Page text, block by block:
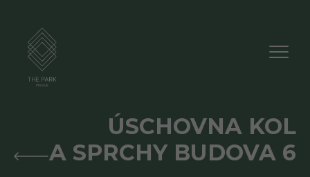
ÚSCHOVNA KOL
A SPRCHY BUDOVA 6
po-ne